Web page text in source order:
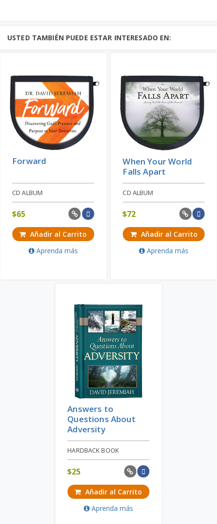
USTED TAMBIÉN PUEDE ESTAR INTERESADO EN:
Forward
CD ALBUM
$65
Añadir al Carrito
Aprenda más
When Your World
Falls Apart
CD ALBUM
$72
Añadir al Carrito
Aprenda más
Answers to
Questions About
Adversity
HARDBACK BOOK
$25
Añadir al Carrito
Aprenda más